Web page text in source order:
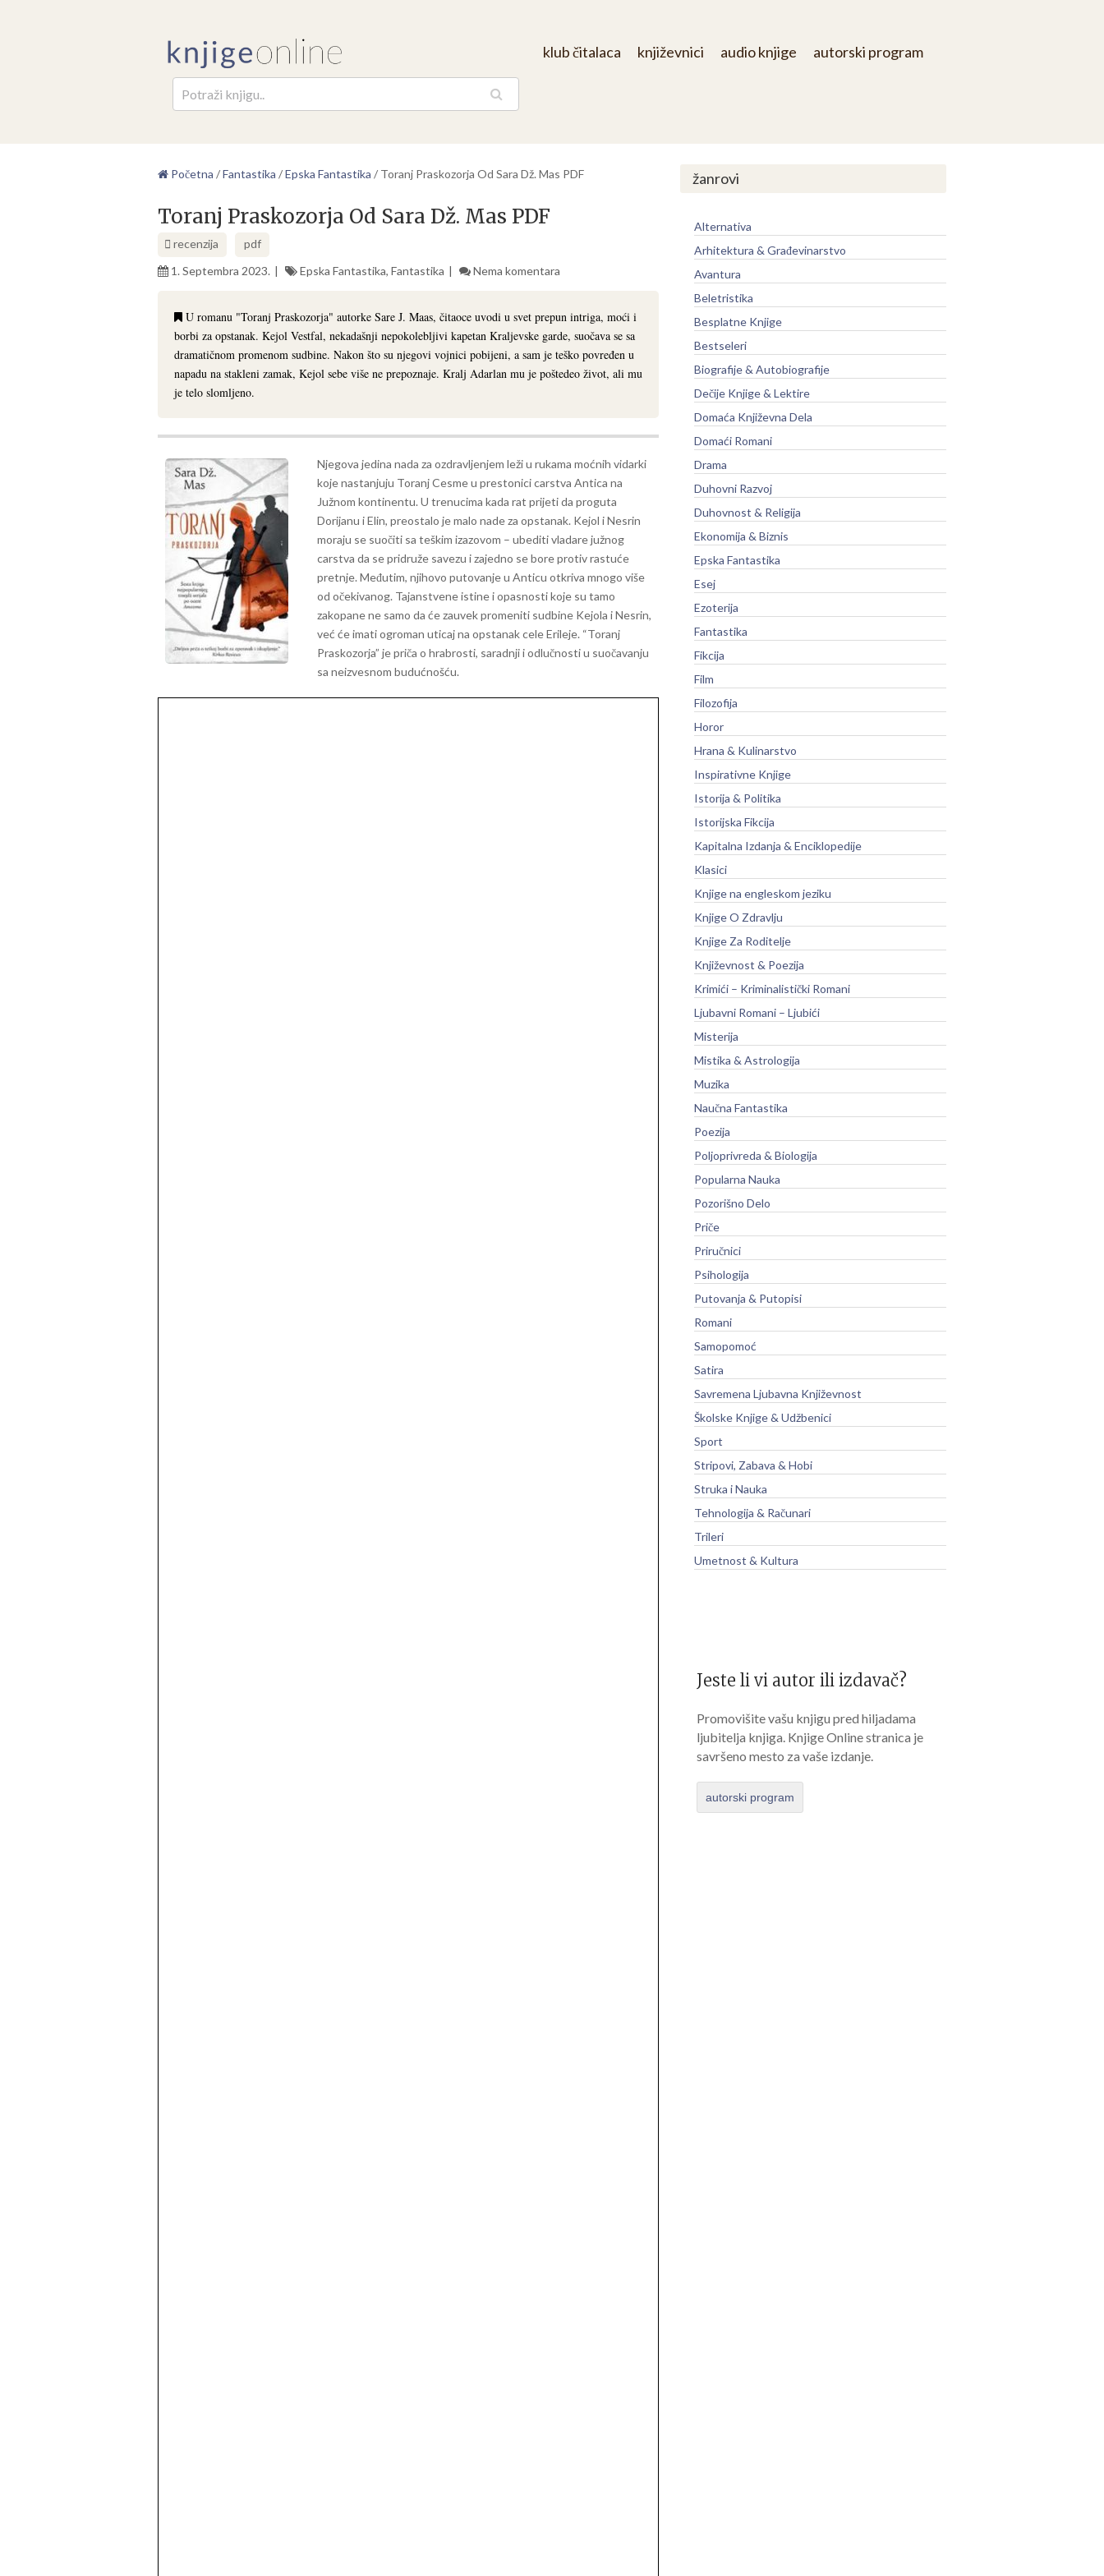
klub čitalaca književnici audio knjige autorski program
Početna /Fantastika /Epska Fantastika / Toranj Praskozorja Od Sara Dž. Mas PDF
Toranj Praskozorja Od Sara Dž. Mas PDF
recenzija
pdf
1. Septembra 2023.
Epska Fantastika, Fantastika Nema komentara
U romanu "Toranj Praskozorja" autorke Sare J. Maas, čitaoce uvodi u svet prepun intriga, moći i
borbi za opstanak. Kejol Vestfal, nekadašnji nepokolebljivi kapetan Kraljevske garde, suočava se sa
dramatičnom promenom sudbine. Nakon što su njegovi vojnici pobijeni, a sam je teško povređen u
napadu na stakleni zamak, Kejol sebe više ne prepoznaje. Kralj Adarlan mu je poštedeo život, ali mu
je telo slomljeno.
Njegova jedina nada za ozdravljenjem leži u rukama moćnih vidarki
koje nastanjuju Toranj Cesme u prestonici carstva Antica na
Južnom kontinentu. U trenucima kada rat prijeti da proguta
Dorijanu i Elin, preostalo je malo nade za opstanak. Kejol i Nesrin
moraju se suočiti sa teškim izazovom – ubediti vladare južnog
carstva da se pridruže savezu i zajedno se bore protiv rastuće
pretnje. Međutim, njihovo putovanje u Anticu otkriva mnogo više
od očekivanog. Tajanstvene istine i opasnosti koje su tamo
zakopane ne samo da će zauvek promeniti sudbine Kejola i Nesrin,
već će imati ogroman uticaj na opstanak cele Erileje. “Toranj
Praskozorja” je priča o hrabrosti, saradnji i odlučnosti u suočavanju
sa neizvesnom budućnošću.
žanrovi
Alternativa
Arhitektura & Građevinarstvo
Avantura
Beletristika
Besplatne Knjige
Bestseleri
Biografije & Autobiografije
Dečije Knjige & Lektire
Domaća Književna Dela
Domaći Romani
Drama
Duhovni Razvoj
Duhovnost & Religija
Ekonomija & Biznis
Epska Fantastika
Esej
Ezoterija
Fantastika
Fikcija
Film
Filozofija
Horor
Hrana & Kulinarstvo
Inspirativne Knjige
Istorija & Politika
Istorijska Fikcija
Kapitalna Izdanja & Enciklopedije
Klasici
Knjige na engleskom jeziku
Knjige O Zdravlju
Knjige Za Roditelje
Književnost & Poezija
Krimići – Kriminalistički Romani
Ljubavni Romani – Ljubići
Misterija
Mistika & Astrologija
Muzika
Naučna Fantastika
Poezija
Poljoprivreda & Biologija
Popularna Nauka
Pozorišno Delo
Priče
Priručnici
Psihologija
Putovanja & Putopisi
Romani
Samopomoć
Satira
Savremena Ljubavna Književnost
Školske Knjige & Udžbenici
Sport
Stripovi, Zabava & Hobi
Struka i Nauka
Tehnologija & Računari
Trileri
Umetnost & Kultura
Jeste li vi autor ili izdavač?
Promovišite vašu knjigu pred hiljadama
ljubitelja knjiga. Knjige Online stranica je
savršeno mesto za vaše izdanje.
autorski program